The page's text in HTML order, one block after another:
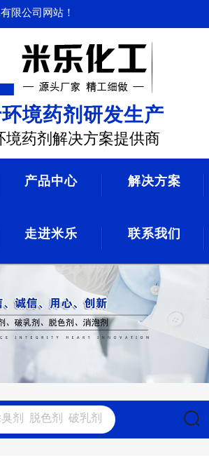
限公司网站！
境药剂研发生产
境药剂解决方案提供商
产品中心 解决方案
走进米乐 联系我们